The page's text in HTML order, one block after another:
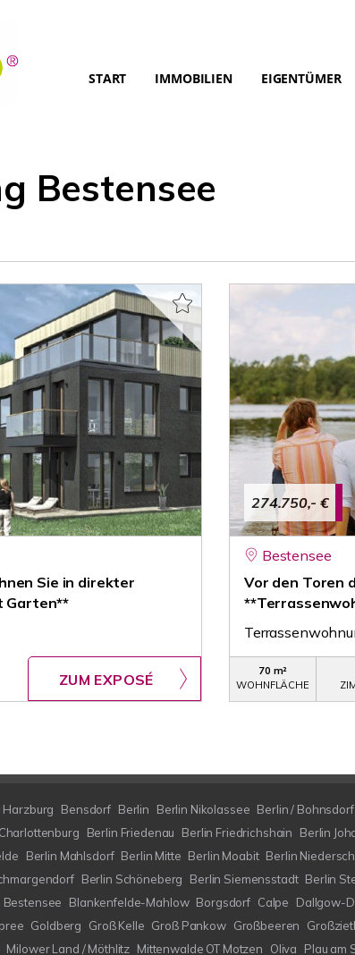
START IMMOBILIEN EIGENTÜMER
Bestensee
Sie in direkter
Garten**
ZUM EXPOSÉ
274.750,- €
Bestensee
Vor den Toren
70 m²
WOHNFLÄCHE
Harzburg Bensdorf Berlin Berlin Nikolassee Berlin / Bohnsdorf
Berlin Friedenau Berlin Friedrichshain Berlin
Berlin Mahlsdorf Berlin Mitte Berlin Moabit Berlin
Berlin Schöneberg Berlin Siemensstadt Berlin
Bestensee Blankenfelde-Mahlow Borgsdorf Calpe Dallgow-
Goldberg Groß Kelle Groß Pankow Großbeeren
Milower Land / Möthlitz Mittenwalde OT Motzen Oliva Plau am